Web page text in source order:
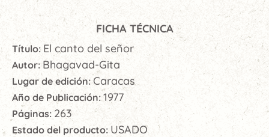
FICHA TÉCNICA
Título: El canto del señor
Autor: Bhagavad-Gita
Lugar de edición: Caracas
Año de Publicación:1977
Páginas: 263
Estado del producto: USADO